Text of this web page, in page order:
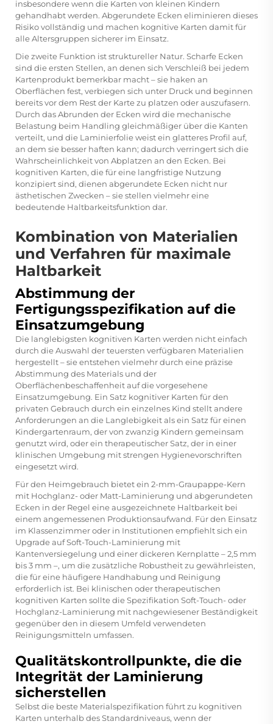
insbesondere wenn die Karten von kleinen Kindern
gehandhabt werden. Abgerundete Ecken eliminieren dieses
Risiko vollständig und machen kognitive Karten damit für
alle Altersgruppen sicherer im Einsatz.
Die zweite Funktion ist struktureller Natur. Scharfe Ecken
sind die ersten Stellen, an denen sich Verschleiß bei jedem
Kartenprodukt bemerkbar macht – sie haken an
Oberflächen fest, verbiegen sich unter Druck und beginnen
bereits vor dem Rest der Karte zu platzen oder auszufasern.
Durch das Abrunden der Ecken wird die mechanische
Belastung beim Handling gleichmäßiger über die Kanten
verteilt, und die Laminierfolie weist ein glatteres Profil auf,
an dem sie besser haften kann; dadurch verringert sich die
Wahrscheinlichkeit von Abplatzen an den Ecken. Bei
kognitiven Karten, die für eine langfristige Nutzung
konzipiert sind, dienen abgerundete Ecken nicht nur
ästhetischen Zwecken – sie stellen vielmehr eine
bedeutende Haltbarkeitsfunktion dar.
Kombination von Materialien
und Verfahren für maximale
Haltbarkeit
Abstimmung der
Fertigungsspezifikation auf die
Einsatzumgebung
Die langlebigsten kognitiven Karten werden nicht einfach
durch die Auswahl der teuersten verfügbaren Materialien
hergestellt – sie entstehen vielmehr durch eine präzise
Abstimmung des Materials und der
Oberflächenbeschaffenheit auf die vorgesehene
Einsatzumgebung. Ein Satz kognitiver Karten für den
privaten Gebrauch durch ein einzelnes Kind stellt andere
Anforderungen an die Langlebigkeit als ein Satz für einen
Kindergartenraum, der von zwanzig Kindern gemeinsam
genutzt wird, oder ein therapeutischer Satz, der in einer
klinischen Umgebung mit strengen Hygienevorschriften
eingesetzt wird.
Für den Heimgebrauch bietet ein 2-mm-Graupappe-Kern
mit Hochglanz- oder Matt-Laminierung und abgerundeten
Ecken in der Regel eine ausgezeichnete Haltbarkeit bei
einem angemessenen Produktionsaufwand. Für den Einsatz
im Klassenzimmer oder in Institutionen empfiehlt sich ein
Upgrade auf Soft-Touch-Laminierung mit
Kantenversiegelung und einer dickeren Kernplatte – 2,5 mm
bis 3 mm –, um die zusätzliche Robustheit zu gewährleisten,
die für eine häufigere Handhabung und Reinigung
erforderlich ist. Bei klinischen oder therapeutischen
kognitiven Karten sollte die Spezifikation Soft-Touch- oder
Hochglanz-Laminierung mit nachgewiesener Beständigkeit
gegenüber den in diesem Umfeld verwendeten
Reinigungsmitteln umfassen.
Qualitätskontrollpunkte, die die
Integrität der Laminierung
sicherstellen
Selbst die beste Materialspezifikation führt zu kognitiven
Karten unterhalb des Standardniveaus, wenn der